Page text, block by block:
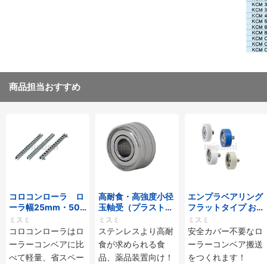
商品担当おすすめ
コロコンローラ ロ
ーラ幅25mm・50
mmタイプ
ミスミ
コロコンローラはロ
ーラーコンベアに比
べて軽量、省スペー
高耐食・高強度小径
玉軸受（プラストロ
ベアリング）
ミスミ
ステンレスより高耐
食が求められる食
品、薬品装置向け！
エンプラベアリング
フラットタイプ おね
じ付
ミスミ
安全カバー不要なロ
ーラーコンベア搬送
をつくれます！